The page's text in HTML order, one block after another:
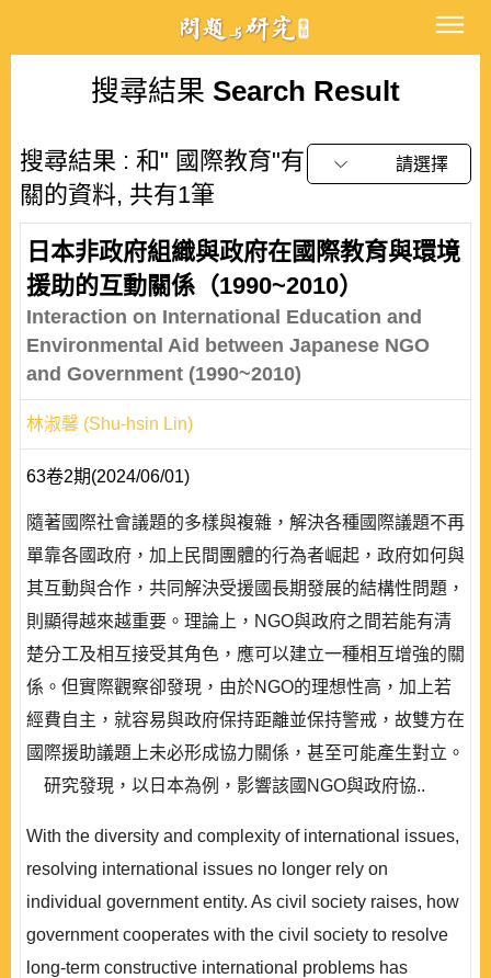
搜尋結果 Search Result
搜尋結果 : 和" 國際教育"有
關的資料, 共有1筆
請選擇
日本非政府組織與政府在國際教育與環境
援助的互動關係（1990~2010）
Interaction on International Education and
Environmental Aid between Japanese NGO
and Government (1990~2010)
林淑馨 (Shu-hsin Lin)
63卷2期(2024/06/01)
隨著國際社會議題的多樣與複雜，解決各種國際議題不再
單靠各國政府，加上民間團體的行為者崛起，政府如何與
其互動與合作，共同解決受援國長期發展的結構性問題，
則顯得越來越重要。理論上，NGO與政府之間若能有清
楚分工及相互接受其角色，應可以建立一種相互增強的關
係。但實際觀察卻發現，由於NGO的理想性高，加上若
經費自主，就容易與政府保持距離並保持警戒，故雙方在
國際援助議題上未必形成協力關係，甚至可能產生對立。
研究發現，以日本為例，影響該國NGO與政府協..
With the diversity and complexity of international issues,
resolving international issues no longer rely on
individual government entity. As civil society raises, how
government cooperates with the civil society to resolve
long-term constructive international problems has